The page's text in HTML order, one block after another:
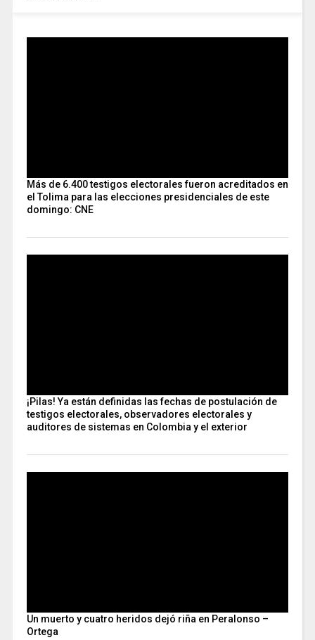
Más de 6.400 testigos electorales fueron acreditados en
el Tolima para las elecciones presidenciales de este
domingo: CNE
¡Pilas! Ya están definidas las fechas de postulación de
testigos electorales, observadores electorales y
auditores de sistemas en Colombia y el exterior
Un muerto y cuatro heridos dejó riña en Peralonso –
Ortega